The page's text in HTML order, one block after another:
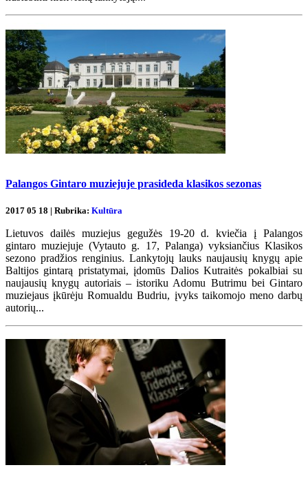
Palangos Gintaro muziejuje prasideda klasikos sezonas
2017 05 18 | Rubrika: Kultūra
Lietuvos dailės muziejus gegužės 19-20 d. kviečia į Palangos
gintaro muziejuje (Vytauto g. 17, Palanga) vyksiančius Klasikos
sezono pradžios renginius. Lankytojų lauks naujausių knygų apie
Baltijos gintarą pristatymai, įdomūs Dalios Kutraitės pokalbiai su
naujausių knygų autoriais – istoriku Adomu Butrimu bei Gintaro
muziejaus įkūrėju Romualdu Budriu, įvyks taikomojo meno darbų
autorių...